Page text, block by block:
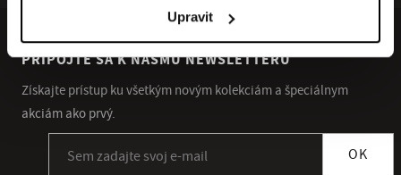
Upravit
PRIPOJTE SA K NÁŠMU NEWSLETTERU
Získajte prístup ku všetkým novým kolekciám a špeciálnym
akciám ako prvý.
OK